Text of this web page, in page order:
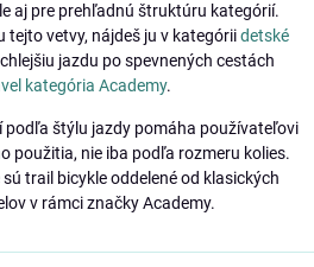
aj pre prehľadnú štruktúru kategórií.
tejto vetvy, nájdeš ju v kategóriidetské
jazdu po spevnených cestách
kategória Academy.
podľa štýlu jazdy pomáha používateľovi
použitia, nie iba podľa rozmeru kolies.
trail bicykle oddelené od klasických
v rámci značky Academy.